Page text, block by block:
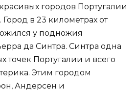
городов Португалии
Город в 23 километрах от
у подножия
да Синтра. Синтра одна
точек Португалии и всего
Этим городом
Андерсен и